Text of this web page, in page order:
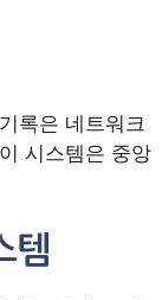
록은 네트워크
시스템은 중앙
템